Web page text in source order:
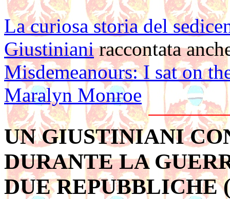
La curiosa storia del
Giustinianiraccontata
Misdemeanours: I sat on
Maralyn Monroe
UN GIUSTINIANI
DURANTE LA
DUE REPUBBLICHE